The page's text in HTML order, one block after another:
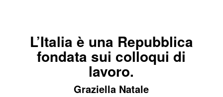
L’Italia è una Repubblica
fondata sui colloqui di
lavoro.
Graziella Natale